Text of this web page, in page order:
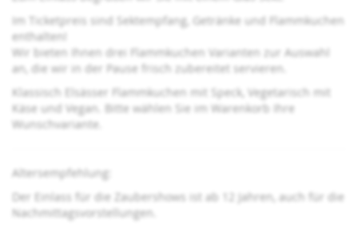
Im Ticketpreis sind Sektempfang, Getränke und Flammkuchen
enthalten!
Wir bieten Ihnen drei Flammkuchen Varianten zur Auswahl
an, die wir in der Pause frisch zubereitet servieren.
Klassisch Elsässer Flammkuchen mit Speck, Vegetarisch mit
Käse und Vegan. Bitte wählen Sie im Warenkorb Ihre
Wunschvariante.
Altersempfehlung:
Der Einlass für die Zaubershows ist ab 12 Jahren, auch für die
Nachmittagsvorstellungen.